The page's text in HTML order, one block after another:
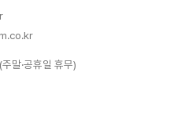
말·공휴일 휴무)